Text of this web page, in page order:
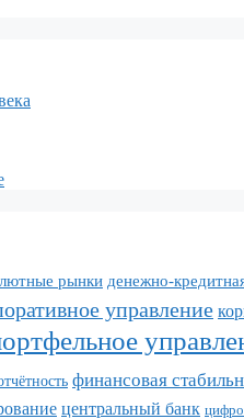
рынки денежно-
управление
финансовая
центральный банк